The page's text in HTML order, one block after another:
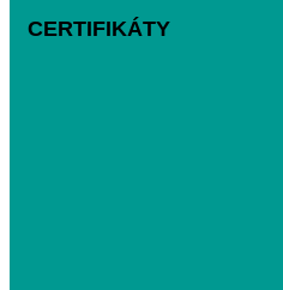
CERTIFIKÁTY